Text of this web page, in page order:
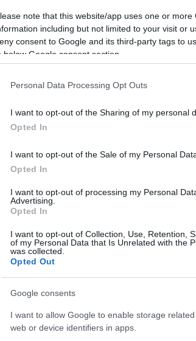
note that this website/app uses one or
including but not limited to your visit or
consent to Google and its third-party tags to
below Google consent section.
Personal Data Processing Opt Outs
I want to opt-out of the Sharing of my personal
Opted In
I want to opt-out of the Sale of my Personal
Opted In
I want to opt-out of processing my Personal
Advertising.
Opted In
I want to opt-out of Collection, Use, Retention,
of my Personal Data that Is Unrelated with the
was collected.
Opted Out
Google consents
I want to allow Google to enable storage
web or device identifiers in apps.